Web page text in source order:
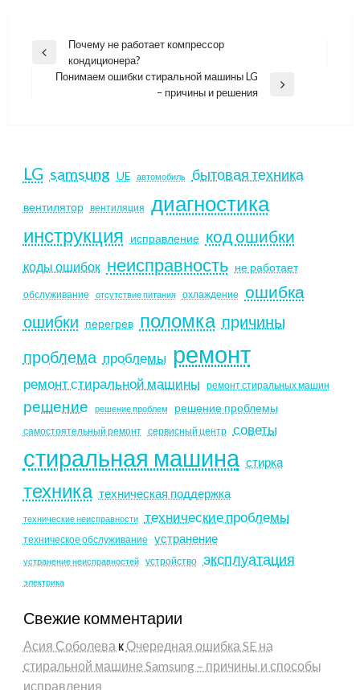
Навигация
Previous
Почему не работает компрессор
кондиционера?
Понимаем ошибки стиральной машины LG
– причины и решения
LG samsung UE автомобиль бытовая техника
вентилятор вентиляция диагностика
инструкция исправление код ошибки
коды ошибок неисправность не работает
обслуживание отсутствие питания охлаждение ошибка
ошибки
перегрев поломка причины
проблема проблемы ремонт
ремонт стиральной машины ремонт стиральных машин
решение решение проблем решение проблемы
самостоятельный ремонт сервисный центр советы
стиральная машина стирка
техника техническая поддержка
технические неисправности технические проблемы
техническое обслуживание устранение
устранение неисправностей устройство эксплуатация
электрика
Свежие комментарии
Асия Соболева к Очередная ошибка SE на
стиральной машине Samsung – причины и способы
исправления